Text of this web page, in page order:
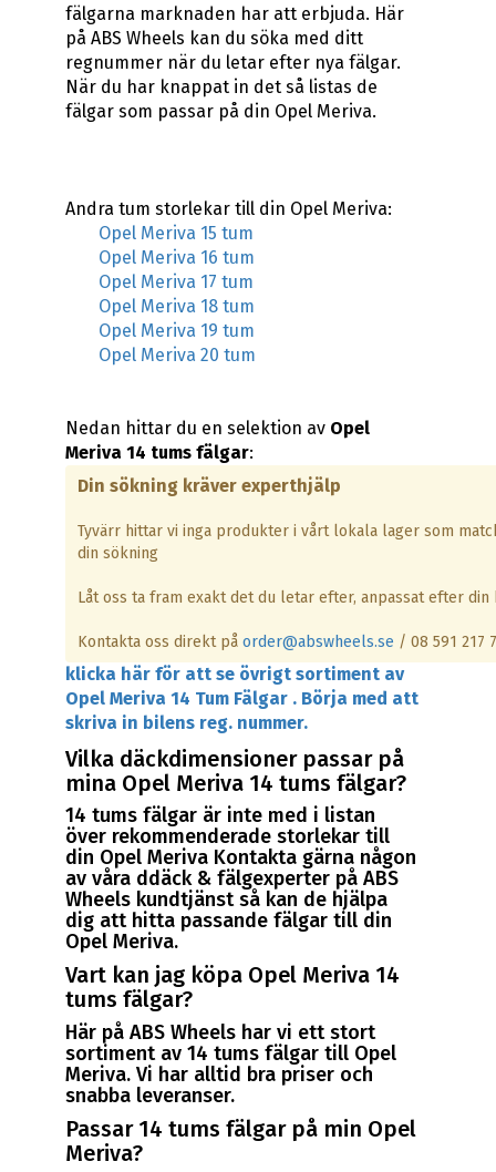
fälgarna marknaden har att erbjuda. Här
på ABS Wheels kan du söka med ditt
regnummer när du letar efter nya fälgar.
När du har knappat in det så listas de
fälgar som passar på din Opel Meriva.
Andra tum storlekar till din Opel Meriva:
Opel Meriva 15 tum
Opel Meriva 16 tum
Opel Meriva 17 tum
Opel Meriva 18 tum
Opel Meriva 19 tum
Opel Meriva 20 tum
Nedan hittar du en selektion av Opel
Meriva 14 tums fälgar:
Din sökning kräver experthjälp
Tyvärr hittar vi inga produkter i vårt lokala lager som
din sökning
Låt oss ta fram exakt det du letar efter, anpassat efter din
Kontakta oss direkt påorder@abswheels.se / 08 591 217
klicka här för att se övrigt sortiment av
Opel Meriva 14 Tum Fälgar . Börja med att
skriva in bilens reg. nummer.
Vilka däckdimensioner passar på
mina Opel Meriva 14 tums fälgar?
14 tums fälgar är inte med i listan
över rekommenderade storlekar till
din Opel Meriva Kontakta gärna någon
av våra ddäck & fälgexperter på ABS
Wheels kundtjänst så kan de hjälpa
dig att hitta passande fälgar till din
Opel Meriva.
Vart kan jag köpa Opel Meriva 14
tums fälgar?
Här på ABS Wheels har vi ett stort
sortiment av 14 tums fälgar till Opel
Meriva. Vi har alltid bra priser och
snabba leveranser.
Passar 14 tums fälgar på min Opel
Meriva?